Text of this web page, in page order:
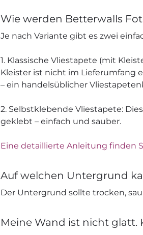
Wie werden Betterwalls
Je nach Variante gibt es zwei
1. Klassische Vliestapete (mit
Kleister ist nicht im Lieferumfang
– ein handelsüblicher
2. Selbstklebende Vliestapete:
geklebt – einfach und sauber.
Eine detaillierte Anleitung finden
Auf welchen Untergrund
Der Untergrund sollte trocken,
Meine Wand ist nicht glatt.